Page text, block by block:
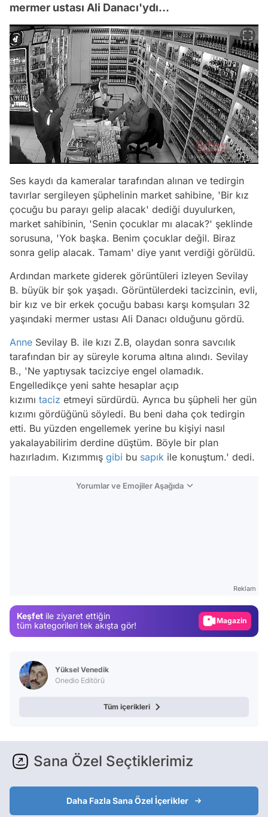
mermer ustası Ali Danacı'ydı...
Ses kaydı da kameralar tarafından alınan ve tedirgin
tavırlar sergileyen şüphelinin market sahibine, 'Bir kız
çocuğu bu parayı gelip alacak' dediği duyulurken,
market sahibinin, 'Senin çocuklar mı alacak?' şeklinde
sorusuna, 'Yok başka. Benim çocuklar değil. Biraz
sonra gelip alacak. Tamam' diye yanıt verdiği görüldü.
Ardından markete giderek görüntüleri izleyen Sevilay
B. büyük bir şok yaşadı. Görüntülerdeki tacizcinin, evli,
bir kız ve bir erkek çocuğu babası karşı komşuları 32
yaşındaki mermer ustası Ali Danacı olduğunu gördü.
Anne Sevilay B. ile kızı Z.B, olaydan sonra savcılık
tarafından bir ay süreyle koruma altına alındı. Sevilay
B., 'Ne yaptıysak tacizciye engel olamadık.
Engelledikçe yeni sahte hesaplar açıp
kızımı taciz etmeyi sürdürdü. Ayrıca bu şüpheli her gün
kızımı gördüğünü söyledi. Bu beni daha çok tedirgin
etti. Bu yüzden engellemek yerine bu kişiyi nasıl
yakalayabilirim derdine düştüm. Böyle bir plan
hazırladım. Kızımmış gibi bu sapık ile konuştum.' dedi.
Yorumlar ve Emojiler Aşağıda
Reklam
Keşfet ile ziyaret ettiğin
tüm kategorileri tek akışta gör!
Magazin
Yüksel Venedik
Onedio Editörü
Tüm içerikleri
Sana Özel Seçtiklerimiz
Daha Fazla Sana Özel İçerikler